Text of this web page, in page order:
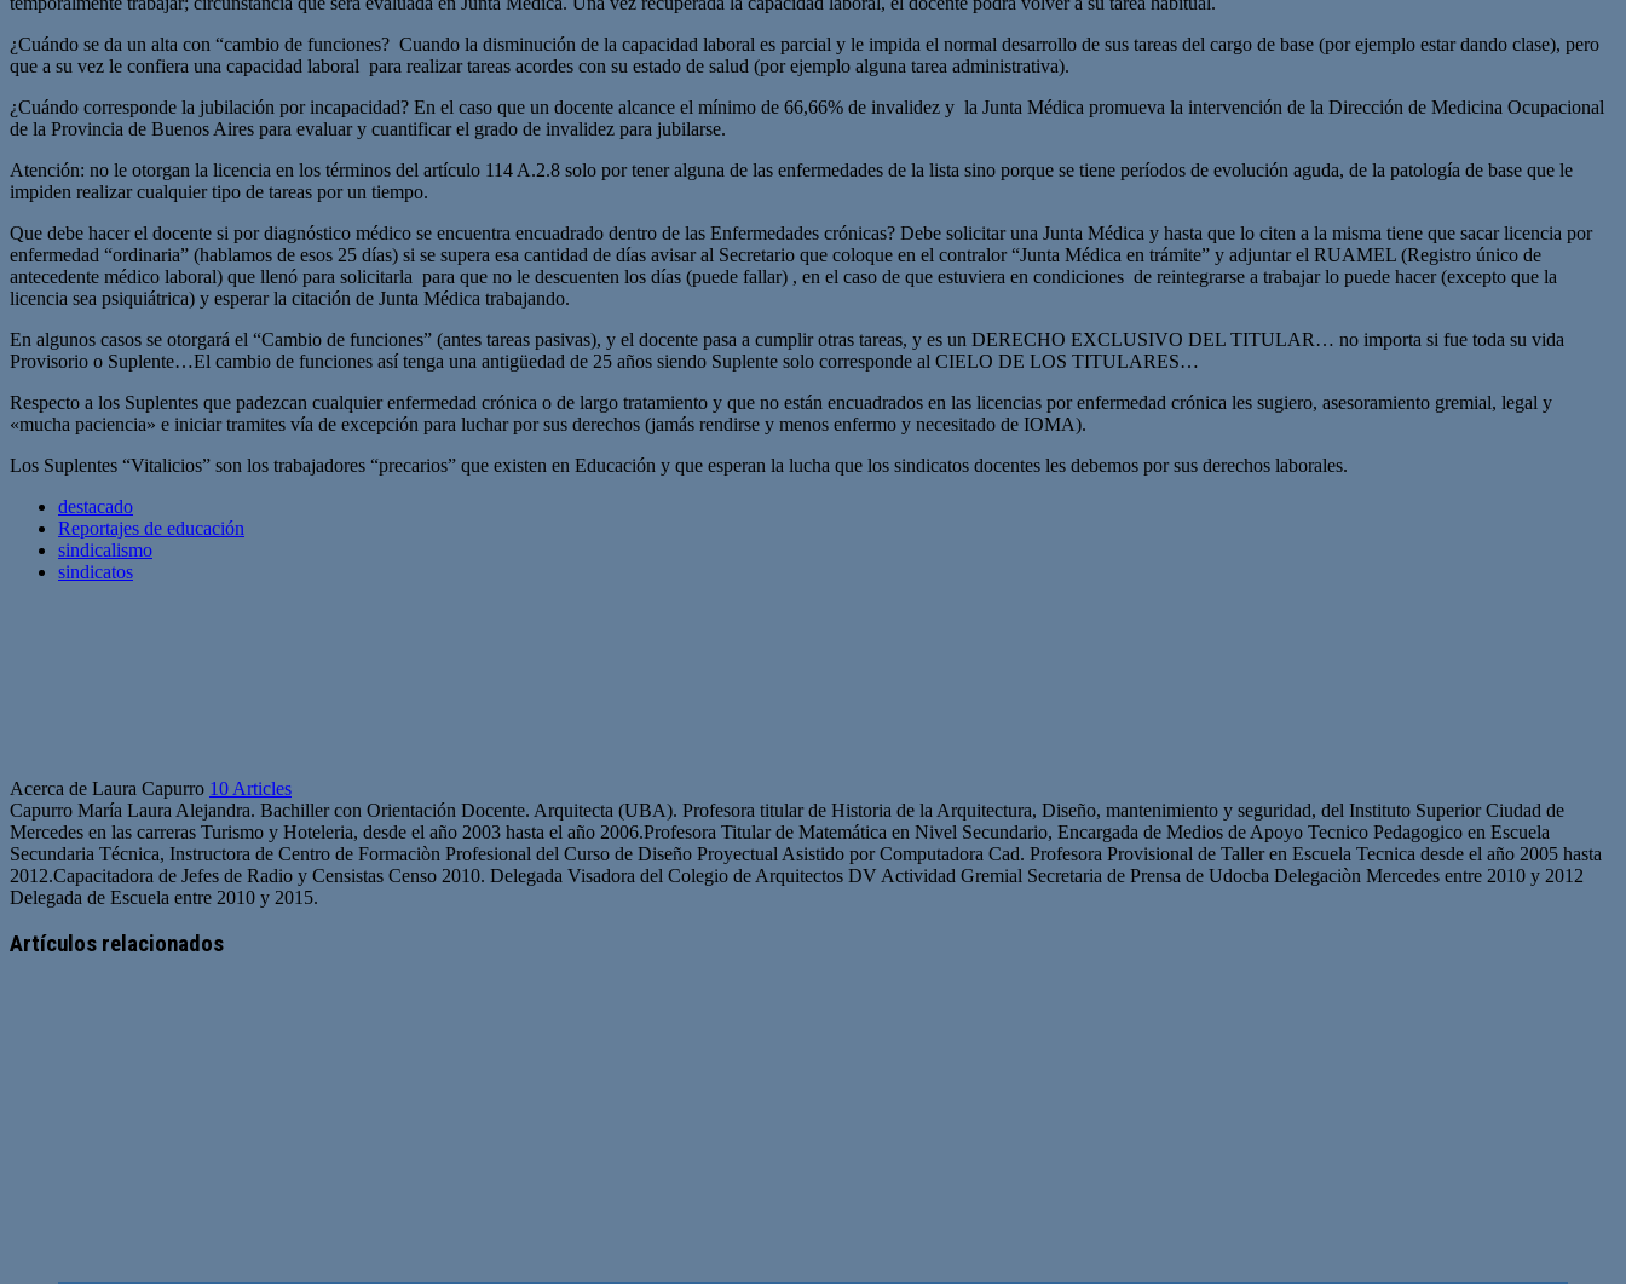
¿Cuándo se da un alta con “cambio de funciones? Cuando la disminución de la capacidad laboral es parcial y le impida el normal desarrollo de sus tareas del cargo de base (por ejemplo estar dando clase), pero
que a su vez le confiera una capacidad laboral para realizar tareas acordes con su estado de salud (por ejemplo alguna tarea administrativa).
¿Cuándo corresponde la jubilación por incapacidad? En el caso que un docente alcance el mínimo de 66,66% de invalidez y la Junta Médica promueva la intervención de la Dirección de Medicina Ocupacional
de la Provincia de Buenos Aires para evaluar y cuantificar el grado de invalidez para jubilarse.
Atención: no le otorgan la licencia en los términos del artículo 114 A.2.8 solo por tener alguna de las enfermedades de la lista sino porque se tiene períodos de evolución aguda, de la patología de base que le
impiden realizar cualquier tipo de tareas por un tiempo.
Que debe hacer el docente si por diagnóstico médico se encuentra encuadrado dentro de las Enfermedades crónicas? Debe solicitar una Junta Médica y hasta que lo citen a la misma tiene que sacar licencia por
enfermedad “ordinaria” (hablamos de esos 25 días) si se supera esa cantidad de días avisar al Secretario que coloque en el contralor “Junta Médica en trámite” y adjuntar el RUAMEL (Registro único de
antecedente médico laboral) que llenó para solicitarla para que no le descuenten los días (puede fallar) , en el caso de que estuviera en condiciones de reintegrarse a trabajar lo puede hacer (excepto que la
licencia sea psiquiátrica) y esperar la citación de Junta Médica trabajando.
En algunos casos se otorgará el “Cambio de funciones” (antes tareas pasivas), y el docente pasa a cumplir otras tareas, y es un DERECHO EXCLUSIVO DEL TITULAR… no importa si fue toda su vida
Provisorio o Suplente…El cambio de funciones así tenga una antigüedad de 25 años siendo Suplente solo corresponde al CIELO DE LOS TITULARES…
Respecto a los Suplentes que padezcan cualquier enfermedad crónica o de largo tratamiento y que no están encuadrados en las licencias por enfermedad crónica les sugiero, asesoramiento gremial, legal y
«mucha paciencia» e iniciar tramites vía de excepción para luchar por sus derechos (jamás rendirse y menos enfermo y necesitado de IOMA).
Los Suplentes “Vitalicios” son los trabajadores “precarios” que existen en Educación y que esperan la lucha que los sindicatos docentes les debemos por sus derechos laborales.
destacado
Reportajes de educación
sindicalismo
sindicatos
Acerca de Laura Capurro 10 Articles
Capurro María Laura Alejandra. Bachiller con Orientación Docente. Arquitecta (UBA). Profesora titular de Historia de la Arquitectura, Diseño, mantenimiento y seguridad, del Instituto Superior Ciudad de
Mercedes en las carreras Turismo y Hoteleria, desde el año 2003 hasta el año 2006.Profesora Titular de Matemática en Nivel Secundario, Encargada de Medios de Apoyo Tecnico Pedagogico en Escuela
Secundaria Técnica, Instructora de Centro de Formaciòn Profesional del Curso de Diseño Proyectual Asistido por Computadora Cad. Profesora Provisional de Taller en Escuela Tecnica desde el año 2005 hasta
2012.Capacitadora de Jefes de Radio y Censistas Censo 2010. Delegada Visadora del Colegio de Arquitectos DV Actividad Gremial Secretaria de Prensa de Udocba Delegaciòn Mercedes entre 2010 y 2012
Delegada de Escuela entre 2010 y 2015.
Artículos relacionados